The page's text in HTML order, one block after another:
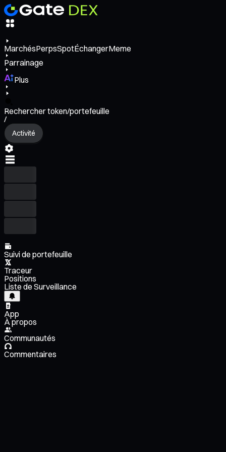
MarchésPerpsSpotÉchangerMeme
Parrainage
Plus
Rechercher token/portefeuille
/
Activité
Suivi de portefeuille
Traceur
Positions
Liste de Surveillance
App
À propos
Communautés
Commentaires